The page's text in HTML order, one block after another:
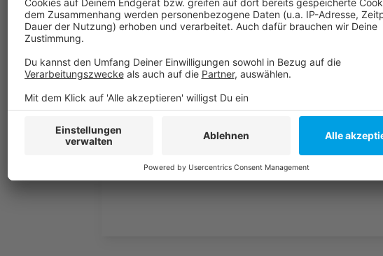
Anzeige
Alle Corona-TEST-Möglichkeiten in Düsseldorf:
Alle Corona-IMPF-Möglichkeiten in Düsseldorf:
Kinderimpfungen im städtischen Impfzentrum
Anzeige